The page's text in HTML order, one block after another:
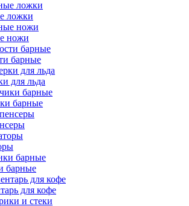
ложки
ножи
барные
для льда
барные
барные
для кофе